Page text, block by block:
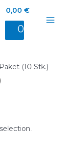
0,00 €
0
(10 Stk.)